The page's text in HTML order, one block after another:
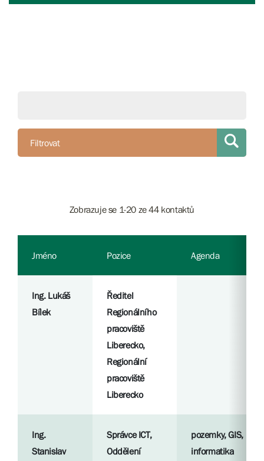
Filtrovat
Zobrazuje se 1-20 ze 44 kontaktů
Jméno Pozice Agenda
Ing. Lukáš
Bílek
Ředitel
Regionálního
pracoviště
Liberecko,
Regionální
pracoviště
Liberecko
Ing.
Stanislav
Správce ICT,
Oddělení
pozemky, GIS,
informatika